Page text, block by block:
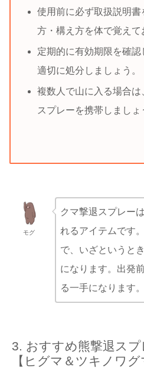
使用前に必ず取扱説明
方・構え方を体で覚えて
定期的に有効期限を確
適切に処分しましょう。
複数人で山に入る場合
スプレーを携帯しましょ
モグ
クマ撃退スプレー
れるアイテムです
で、いざというと
になります。出発
る一手になります。
おすすめ熊撃退ス
【ヒグマ＆ツキノワグ